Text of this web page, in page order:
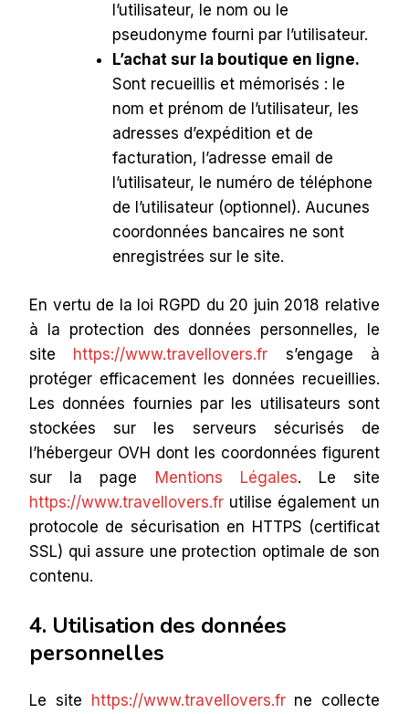
l’utilisateur, le nom ou le
pseudonyme fourni par l’utilisateur.
L’achat sur la boutique en ligne.
Sont recueillis et mémorisés : le
nom et prénom de l’utilisateur, les
adresses d’expédition et de
facturation, l’adresse email de
l’utilisateur, le numéro de téléphone
de l’utilisateur (optionnel). Aucunes
coordonnées bancaires ne sont
enregistrées sur le site.
En vertu de la loi RGPD du 20 juin 2018 relative
à la protection des données personnelles, le
site https://www.travellovers.fr s’engage à
protéger efficacement les données recueillies.
Les données fournies par les utilisateurs sont
stockées sur les serveurs sécurisés de
l’hébergeur OVH dont les coordonnées figurent
sur la page Mentions Légales. Le site
https://www.travellovers.fr utilise également un
protocole de sécurisation en HTTPS (certificat
SSL) qui assure une protection optimale de son
contenu.
4. Utilisation des données
personnelles
Le site https://www.travellovers.frne collecte